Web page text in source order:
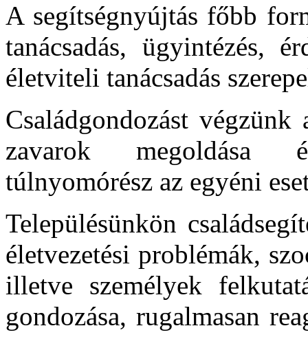
A segítségnyújtás főbb
tanácsadás, ügyintézés,
életviteli tanácsadás
Családgondozást
zavarok megoldása
túlnyomórész az egyéni
Településünkön
életvezetési problémák,
illetve személyek
gondozása, rugalmasan